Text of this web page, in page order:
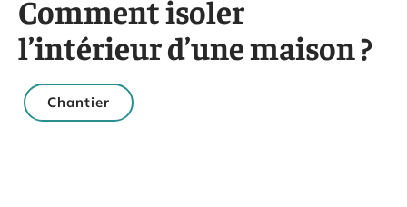
Comment isoler
l’intérieur d’une maison ?
Chantier